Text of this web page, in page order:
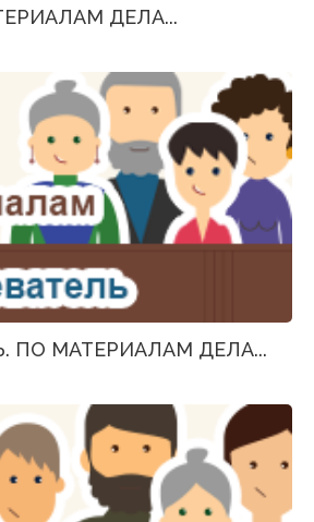
ДЕЛА...
ПО МАТЕРИАЛАМ ДЕЛА...